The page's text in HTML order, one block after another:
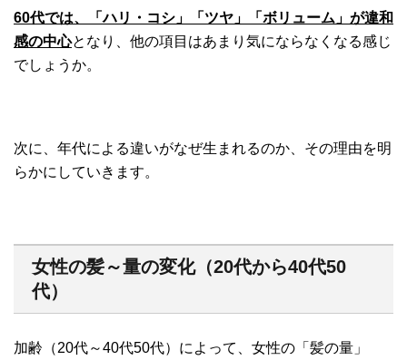
60代では、「ハリ・コシ」「ツヤ」「ボリューム」が違和
感の中心となり、他の項目はあまり気にならなくなる感じ
でしょうか。
次に、年代による違いがなぜ生まれるのか、その理由を明
らかにしていきます。
女性の髪～量の変化（20代から40代50
代）
加齢（20代～40代50代）によって、女性の「髪の量」